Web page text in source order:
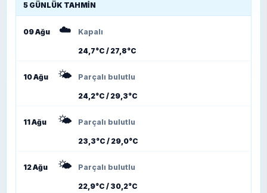
5 GÜNLÜK TAHMIN
09 Ağu ☁️ Kapalı
24,7°C / 27,8°C
10 Ağu 🌤️ Parçalı bulutlu
24,2°C / 29,3°C
11 Ağu 🌤️ Parçalı bulutlu
23,3°C / 29,0°C
12 Ağu 🌤️ Parçalı bulutlu
22,9°C / 30,2°C